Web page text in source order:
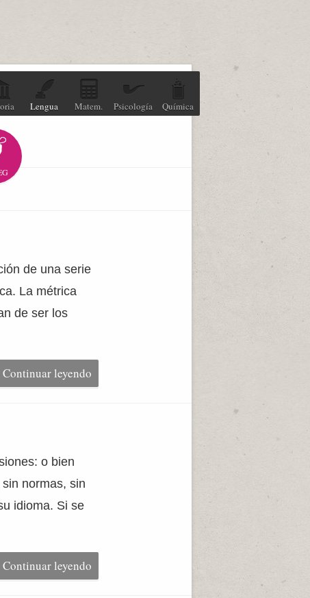
Lengua Matem. Psicología Química
de una serie
La métrica
de ser los
Continuar leyendo
o bien
normas, sin
idioma. Si se
Continuar leyendo